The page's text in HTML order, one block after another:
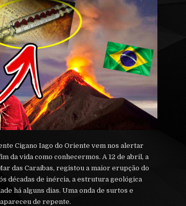
Cigano Iago do Oriente vem nos alertar
da vida como conhecermos. A 12 de abril, a
das Caraíbas, registou a maior erupção do
décadas de inércia, a estrutura geológica
há alguns dias. Uma onda de surtos e
de repente.